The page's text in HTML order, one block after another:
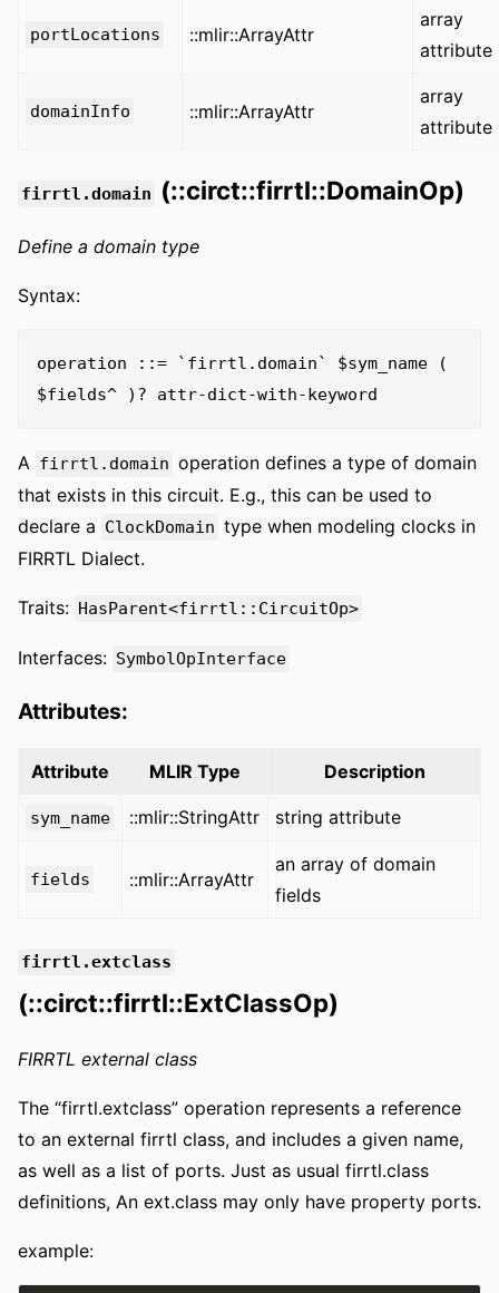
portLocations ::mlir::ArrayAttr
array
attribute
domainInfo ::mlir::ArrayAttr
array
attribute
firrtl.domain (::circt::firrtl::DomainOp)
Define a domain type
Syntax:
operation ::= `firrtl.domain` $sym_name (
A firrtl.domain operation defines a type of domain
that exists in this circuit. E.g., this can be used to
declare a ClockDomain type when modeling clocks in
FIRRTL Dialect.
Traits: HasParent<firrtl::CircuitOp>
Interfaces: SymbolOpInterface
Attributes:
Attribute MLIR Type Description
sym_name ::mlir::StringAttr string attribute
fields ::mlir::ArrayAttr
an array of domain
fields
firrtl.extclass
(::circt::firrtl::ExtClassOp)
FIRRTL external class
The “firrtl.extclass” operation represents a reference
to an external firrtl class, and includes a given name,
as well as a list of ports. Just as usual firrtl.class
definitions, An ext.class may only have property ports.
example: